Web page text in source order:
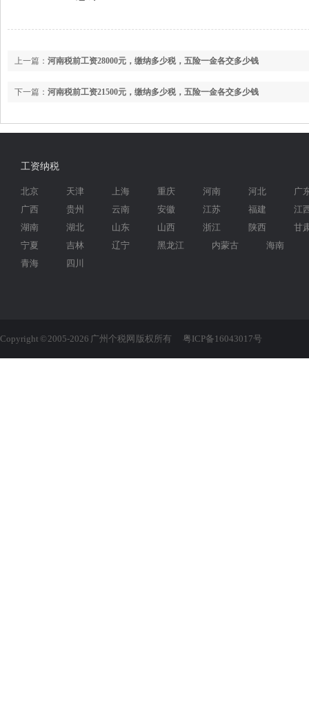
上一篇： 河南税前工资28000元，缴纳多少税，五险一金各交多少钱
下一篇： 河南税前工资21500元，缴纳多少税，五险一金各交多少钱
工资纳税
北京 天津 上海 重庆 河南 河北
广
广西
贵州 云南 安徽 江苏 福建
江
湖南
湖北 山东 山西 浙江 陕西
甘
宁夏
吉林 辽宁 黑龙江 内蒙古
海南
青海
四川
Copyright © 2005-2026 广州个税网 版权所有 粤ICP备16043017号